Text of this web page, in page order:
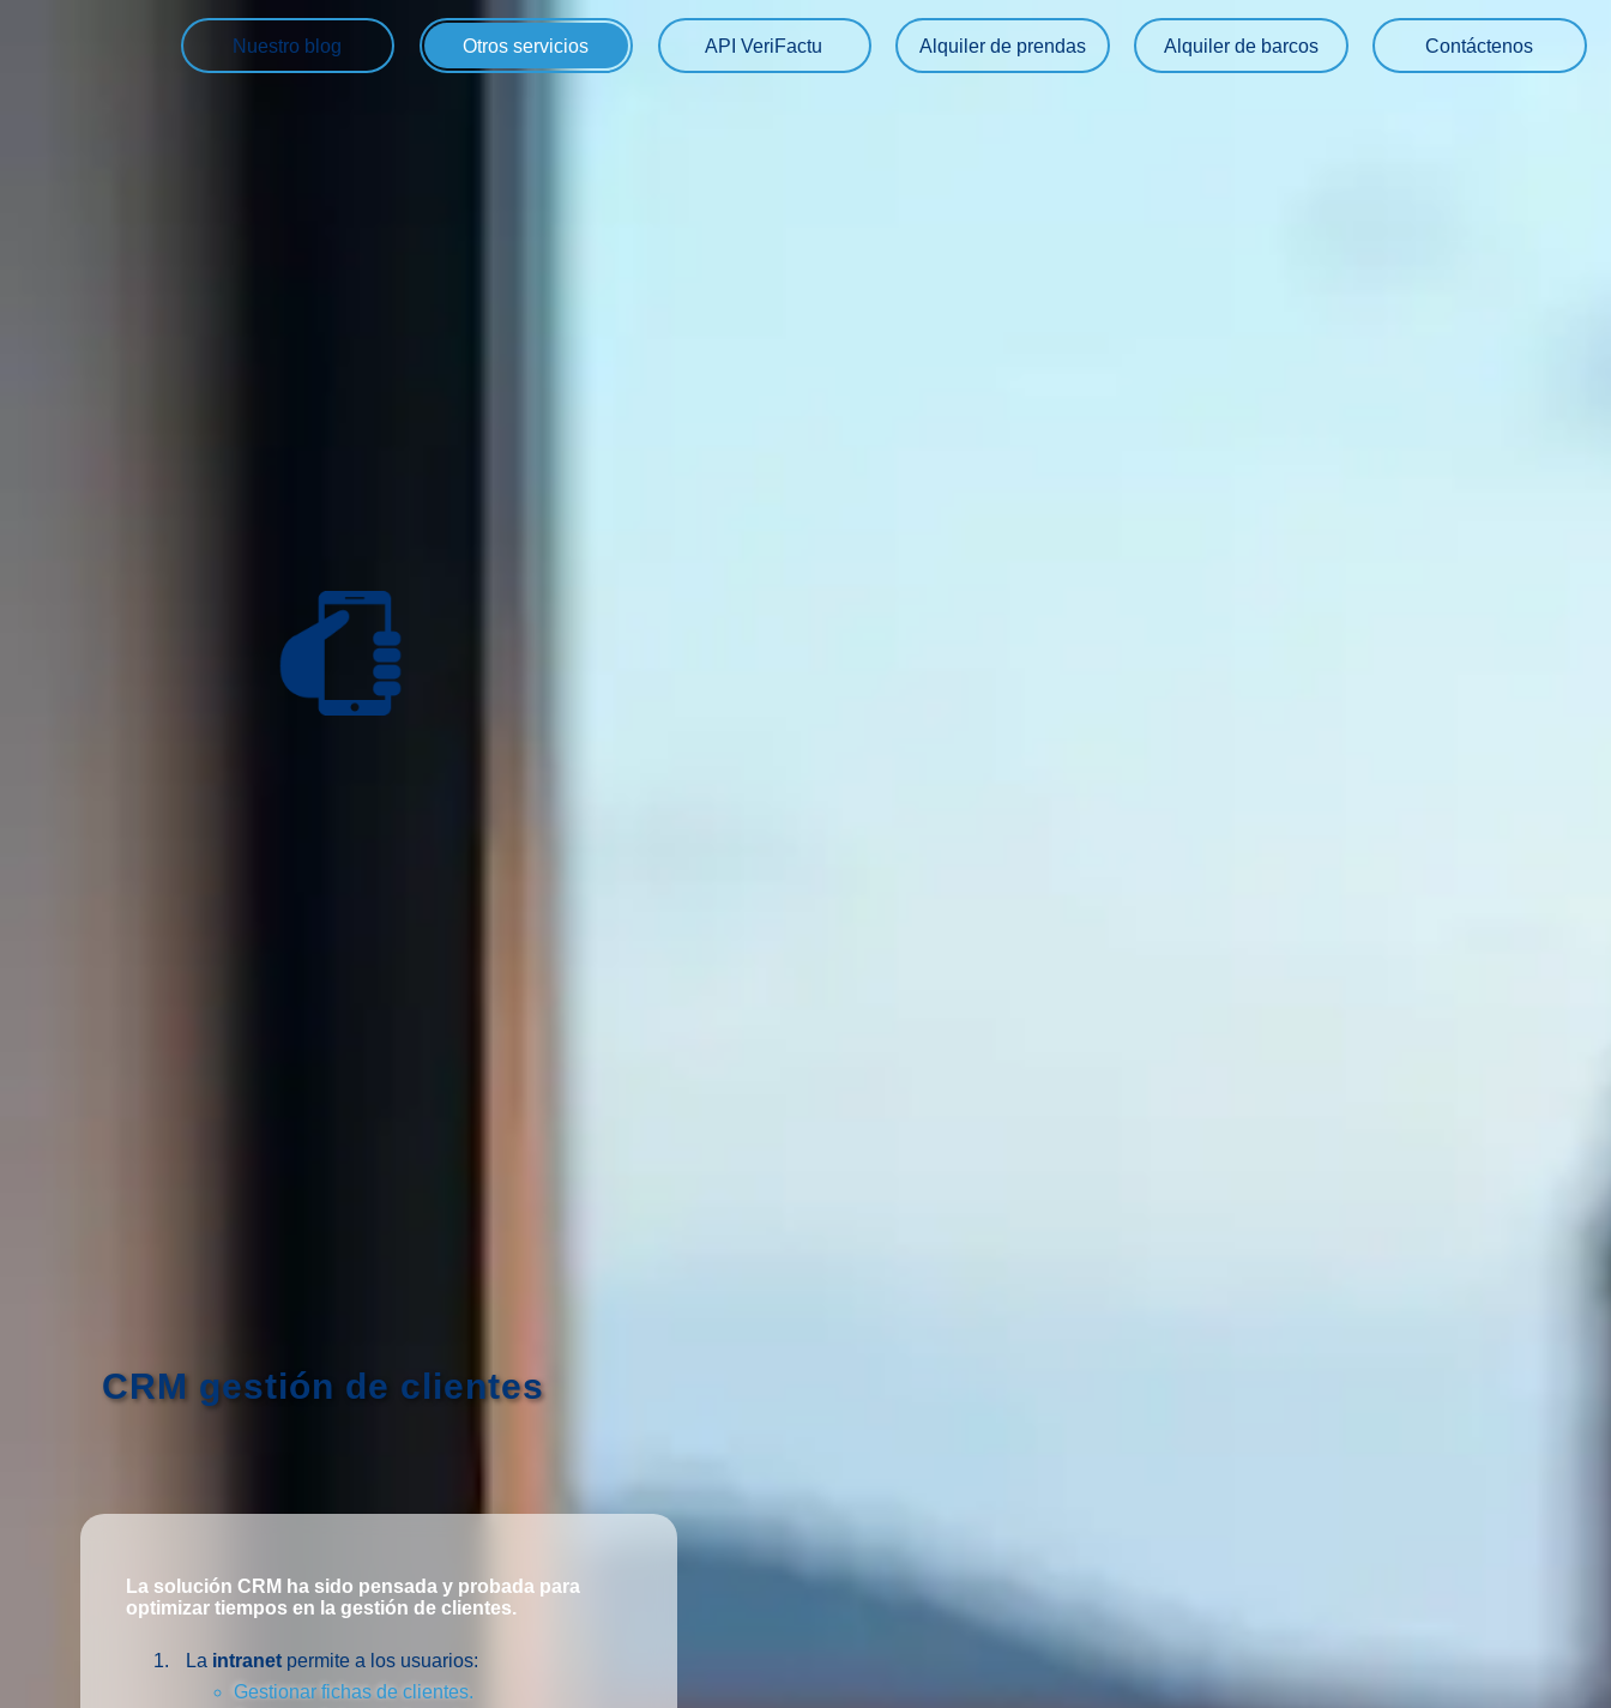
Contáctenos
Alquiler de barcos
Alquiler de prendas
API VeriFactu
Otros servicios
Nuestro blog
CRM gestión de clientes
La solución CRM ha sido pensada y probada para
optimizar tiempos en la gestión de clientes.
La intranet permite a los usuarios:
Gestionar fichas de clientes.